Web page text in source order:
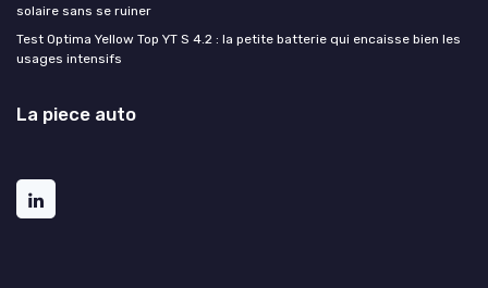
solaire sans se ruiner
Test Optima Yellow Top YT S 4.2 : la petite batterie qui encaisse bien les
usages intensifs
La piece auto